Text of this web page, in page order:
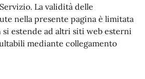
La validità delle
nella presente pagina è limitata
si estende ad altri siti web esterni
mediante collegamento